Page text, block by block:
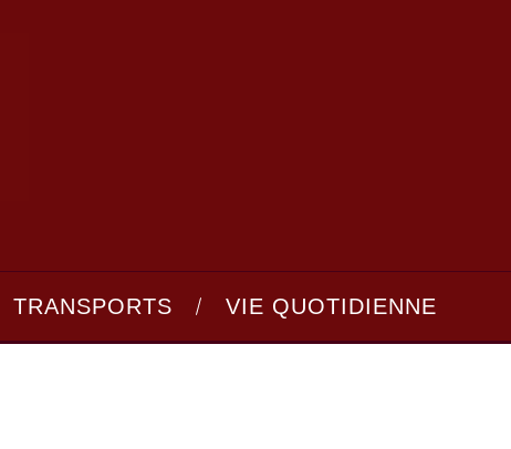
TRANSPORTS VIE QUOTIDIENNE